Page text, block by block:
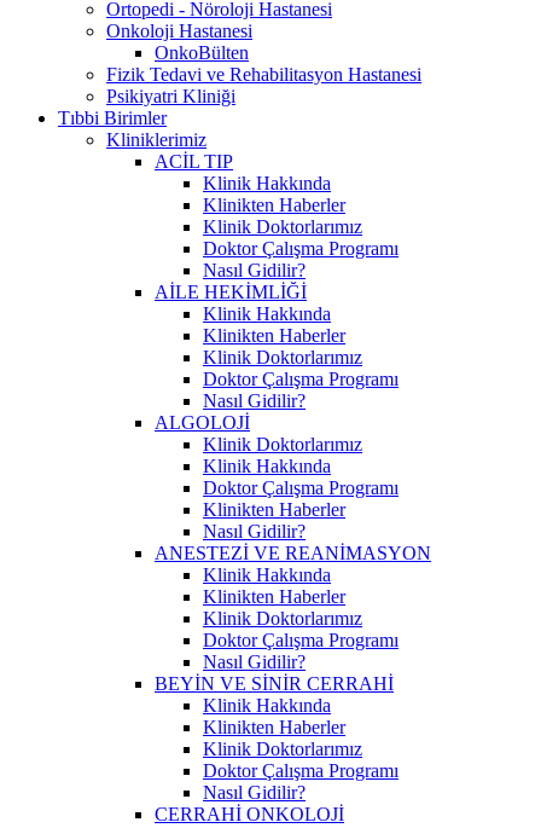
Ortopedi - Nöroloji Hastanesi
Onkoloji Hastanesi
OnkoBülten
Fizik Tedavi ve Rehabilitasyon Hastanesi
Psikiyatri Kliniği
Tıbbi Birimler
Kliniklerimiz
ACİL TIP
Klinik Hakkında
Klinikten Haberler
Klinik Doktorlarımız
Doktor Çalışma Programı
Nasıl Gidilir?
AİLE HEKİMLİĞİ
Klinik Hakkında
Klinikten Haberler
Klinik Doktorlarımız
Doktor Çalışma Programı
Nasıl Gidilir?
ALGOLOJİ
Klinik Doktorlarımız
Klinik Hakkında
Doktor Çalışma Programı
Klinikten Haberler
Nasıl Gidilir?
ANESTEZİ VE REANİMASYON
Klinik Hakkında
Klinikten Haberler
Klinik Doktorlarımız
Doktor Çalışma Programı
Nasıl Gidilir?
BEYİN VE SİNİR CERRAHİ
Klinik Hakkında
Klinikten Haberler
Klinik Doktorlarımız
Doktor Çalışma Programı
Nasıl Gidilir?
CERRAHİ ONKOLOJİ